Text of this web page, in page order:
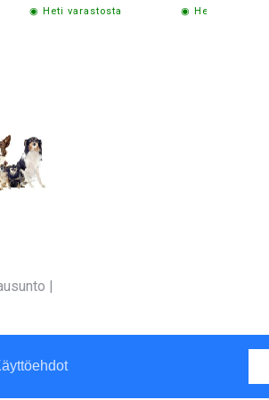
◉ Heti varastosta ◉ Heti varastosta
|